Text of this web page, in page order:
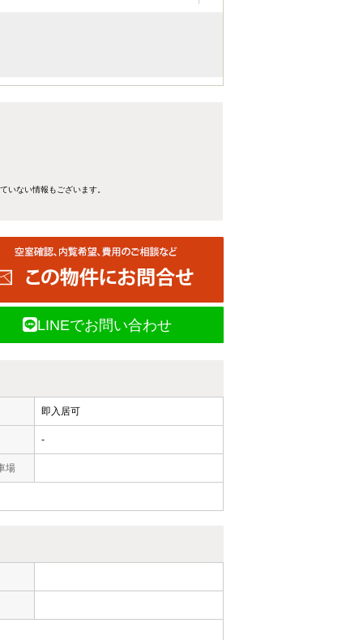
いない情報もございます。
LINEでお問い合わせ
即入居可
-
場